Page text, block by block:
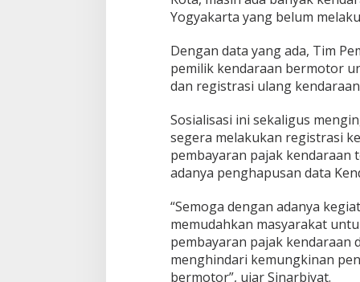
Yogyakarta yang belum
Dengan data yang ada, Tim
pemilik kendaraan bermotor
dan registrasi ulang
Sosialisasi ini sekaligus
segera melakukan registrasi
pembayaran pajak
adanya penghapusan data
“Semoga dengan adanya
memudahkan masyarakat
pembayaran pajak kendaraan
menghindari kemungkinan
bermotor”, ujar Sinarbiyat.